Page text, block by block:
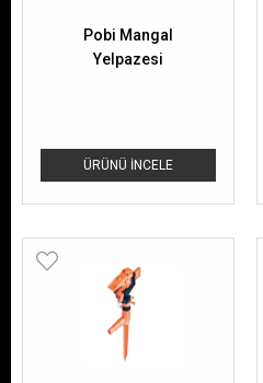
ÜRÜNÜ İNCELE
Pobi Mangal
Yelpazesi